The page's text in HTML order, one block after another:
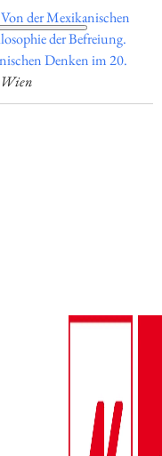
der Mexikanischen
der Befreiung.
Denken im 20.